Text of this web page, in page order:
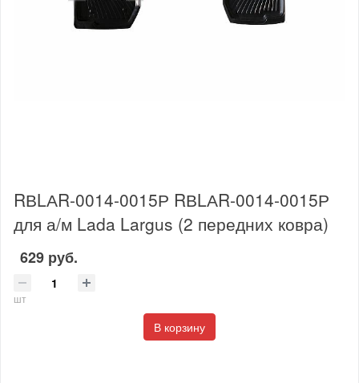
RВLАR-0014-0015Р RВLАR-0014-0015Р
для а/м Lada Largus (2 передних ковра)
629 руб.
шт
В корзину